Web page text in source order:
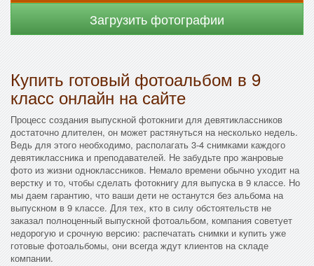
Загрузить фотографии
Купить готовый фотоальбом в 9
класс онлайн на сайте
Процесс создания выпускной фотокниги для девятиклассников
достаточно длителен, он может растянуться на несколько недель.
Ведь для этого необходимо, располагать 3-4 снимками каждого
девятиклассника и преподавателей. Не забудьте про жанровые
фото из жизни одноклассников. Немало времени обычно уходит на
верстку и то, чтобы сделать фотокнигу для выпуска в 9 классе. Но
мы даем гарантию, что ваши дети не останутся без альбома на
выпускном в 9 классе. Для тех, кто в силу обстоятельств не
заказал полноценный выпускной фотоальбом, компания советует
недорогую и срочную версию: распечатать снимки и купить уже
готовые фотоальбомы, они всегда ждут клиентов на складе
компании.